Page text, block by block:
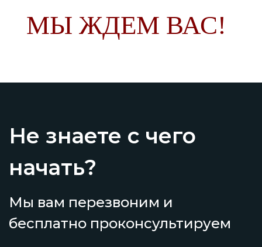
МЫ ЖДЕМ ВАС!
Не знаете с чего
начать?
Мы вам перезвоним и
бесплатно проконсультируем